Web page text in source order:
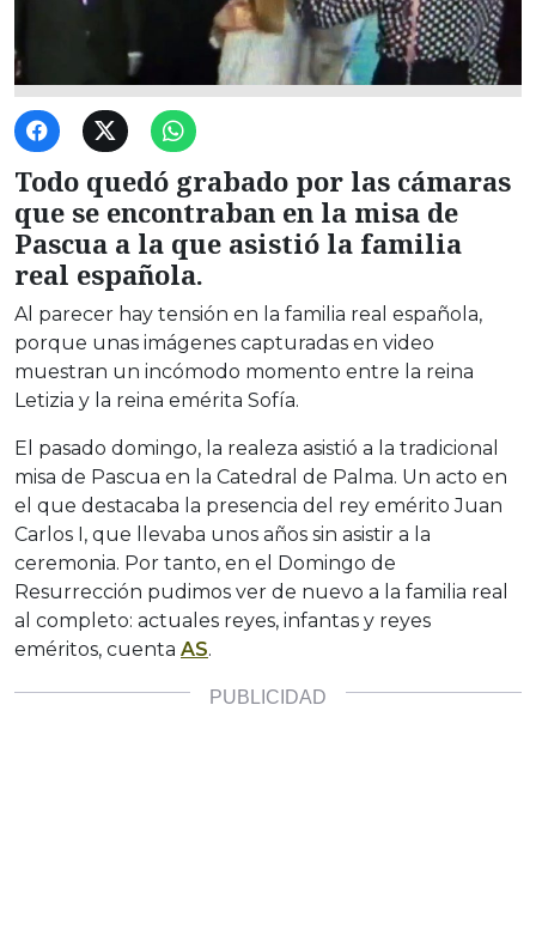
Todo quedó grabado por las cámaras
que se encontraban en la misa de
Pascua a la que asistió la familia
real española.
Al parecer hay tensión en la familia real española,
porque unas imágenes capturadas en video
muestran un incómodo momento entre la reina
Letizia y la reina emérita Sofía.
El pasado domingo, la realeza asistió a la tradicional
misa de Pascua en la Catedral de Palma. Un acto en
el que destacaba la presencia del rey emérito Juan
Carlos I, que llevaba unos años sin asistir a la
ceremonia. Por tanto, en el Domingo de
Resurrección pudimos ver de nuevo a la familia real
al completo: actuales reyes, infantas y reyes
eméritos, cuenta AS.